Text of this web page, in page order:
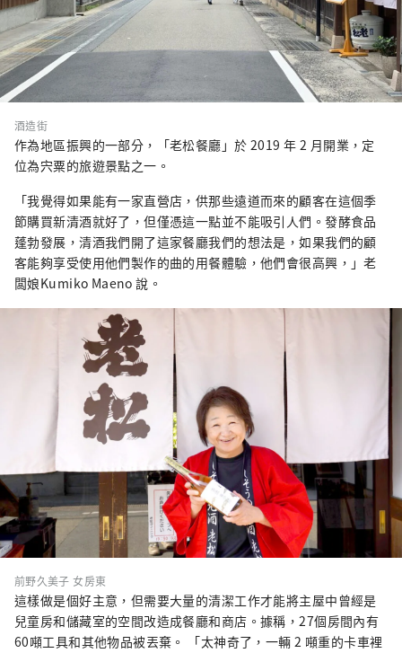
酒造街
作為地區振興的一部分，「老松餐廳」於 2019 年 2 月開業，定
位為宍粟的旅遊景點之一。
「我覺得如果能有一家直營店，供那些遠道而來的顧客在這個季
節購買新清酒就好了，但僅憑這一點並不能吸引人們。發酵食品
蓬勃發展，清酒我們開了這家餐廳我們的想法是，如果我們的顧
客能夠享受使用他們製作的曲的用餐體驗，他們會很高興，」老
闆娘Kumiko Maeno 說。
前野久美子 女房東
這樣做是個好主意，但需要大量的清潔工作才能將主屋中曾經是
兒童房和儲藏室的空間改造成餐廳和商店。據稱，27個房間內有
60噸工具和其他物品被丟棄。 「太神奇了，一輛 2 噸重的卡車裡